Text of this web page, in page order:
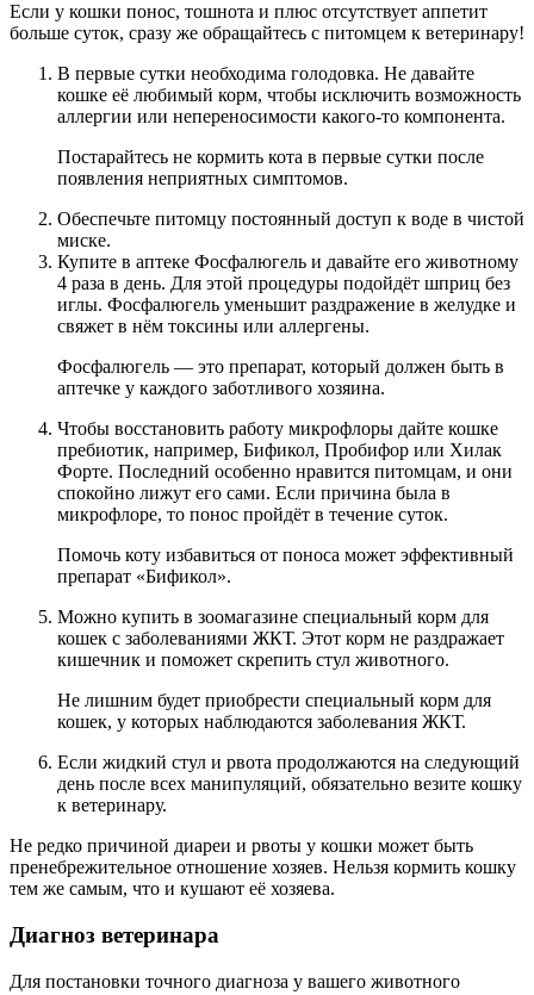
Если у кошки понос, тошнота и плюс отсутствует аппетит
больше суток, сразу же обращайтесь с питомцем к ветеринару!
В первые сутки необходима голодовка. Не давайте
кошке её любимый корм, чтобы исключить возможность
аллергии или непереносимости какого-то компонента.
Постарайтесь не кормить кота в первые сутки после
появления неприятных симптомов.
Обеспечьте питомцу постоянный доступ к воде в чистой
миске.
Купите в аптеке Фосфалюгель и давайте его животному
4 раза в день. Для этой процедуры подойдёт шприц без
иглы. Фосфалюгель уменьшит раздражение в желудке и
свяжет в нём токсины или аллергены.
Фосфалюгель — это препарат, который должен быть в
аптечке у каждого заботливого хозяина.
Чтобы восстановить работу микрофлоры дайте кошке
пребиотик, например, Бификол, Пробифор или Хилак
Форте. Последний особенно нравится питомцам, и они
спокойно лижут его сами. Если причина была в
микрофлоре, то понос пройдёт в течение суток.
Помочь коту избавиться от поноса может эффективный
препарат «Бификол».
Можно купить в зоомагазине специальный корм для
кошек с заболеваниями ЖКТ. Этот корм не раздражает
кишечник и поможет скрепить стул животного.
Не лишним будет приобрести специальный корм для
кошек, у которых наблюдаются заболевания ЖКТ.
Если жидкий стул и рвота продолжаются на следующий
день после всех манипуляций, обязательно везите кошку
к ветеринару.
Не редко причиной диареи и рвоты у кошки может быть
пренебрежительное отношение хозяев. Нельзя кормить кошку
тем же самым, что и кушают её хозяева.
Диагноз ветеринара
Для постановки точного диагноза у вашего животного